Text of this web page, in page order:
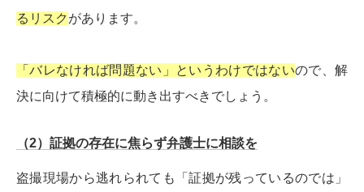
るリスク があります。
「バレなければ問題ない」というわけではないので、解
決に向けて積極的に動き出すべきでしょう。
（2）証拠の存在に焦らず弁護士に相談を
盗撮現場から逃れられても「証拠が残っているのでは」